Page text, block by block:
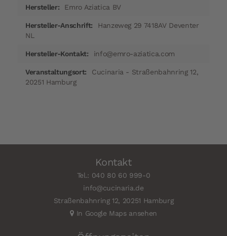
Emro Aziatica BV
Hanzeweg 29 7418AV Deventer
NL
info@emro-aziatica.com
Cucinaria - Straßenbahnring 12,
20251 Hamburg
Kontakt
Tel.: 040 80 60 999-0
info@cucinaria.de
Straßenbahnring 12, 20251 Hamburg
In Google Maps ansehen